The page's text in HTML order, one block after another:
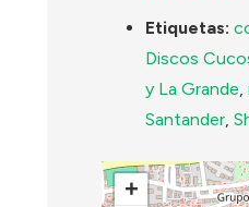
Etiquetas:
Discos
y La Grande ,
Santander ,
+